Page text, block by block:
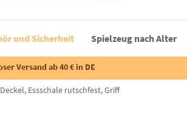
und Sicherheit Spielzeug nach Alter
Versand ab 40 € in DE
Essschale rutschfest, Griff